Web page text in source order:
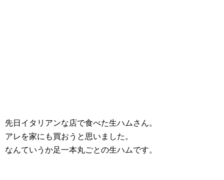
先日イタリアンな店で食べた生ハムさん。
アレを家にも買おうと思いました。
なんていうか足一本丸ごとの生ハムです。